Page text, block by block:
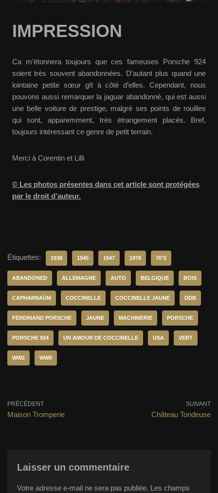
IMPRESSION
Ca m’étonnera toujours que ces fameuses Porsche 924
soient très souvent abandonnées. D’autant plus quand une
lointaine petite sœur gît à côté d’elles. Cependant, nous
pouvons aussi remarquer la jaguar abandonné, qui est aussi
une belle voiture de prestige, malgré ses points de rouilles
qui sont, apparemment, très étrangement placés. Bref,
toujours intéressant ce genre de petit terrain.
Merci à Corentin et Lilli
© Les photos présentes dans cet article sont protégées
par le droit d’auteur.
Étiquettes: 1938 1945 1947 1978 70'S
ABANDONED ALLEMAGNE AUTO BELGIQUE BOIS
CAPHARNAÜM COCCINELLE COCCINELLE JAUNE DDB
FERDINAND PORSCHE JAUNE MACHINERIE PORSCHE
PORSCHE 924 UN AMOUR DE COCCINELLE USA VERT
WW2 WWII
PRÉCÉDENT
Maison Tromperie
SUIVANT
Château Tondeuse
Laisser un commentaire
Votre adresse e-mail ne sera pas publiée. Les champs